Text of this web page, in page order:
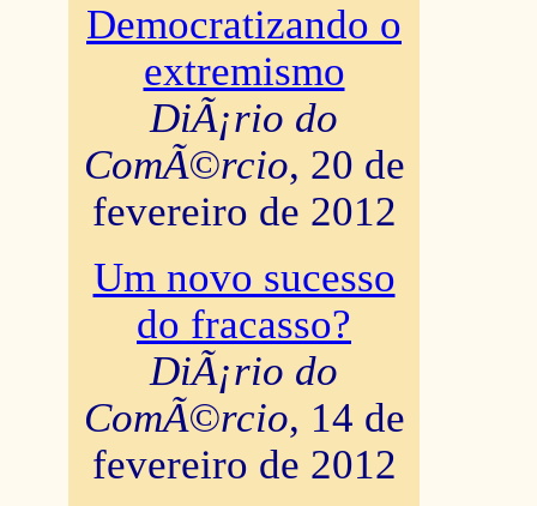
Democratizando o
extremismo
DiÃ¡rio do
ComÃ©rcio, 20 de
fevereiro de 2012
Um novo sucesso
do fracasso?
DiÃ¡rio do
ComÃ©rcio, 14 de
fevereiro de 2012